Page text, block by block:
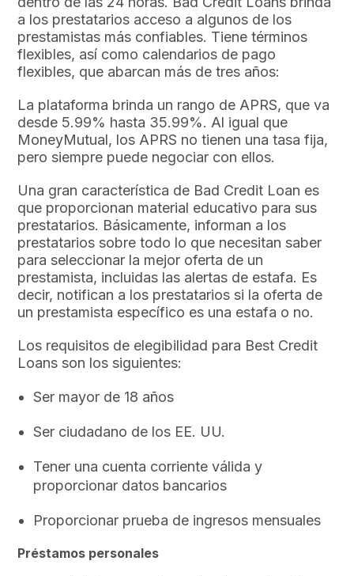
a los prestatarios acceso a algunos de los
prestamistas más confiables. Tiene términos
flexibles, así como calendarios de pago
flexibles, que abarcan más de tres años:
La plataforma brinda un rango de APRS, que va
desde 5.99% hasta 35.99%. Al igual que
MoneyMutual, los APRS no tienen una tasa fija,
pero siempre puede negociar con ellos.
Una gran característica de Bad Credit Loan es
que proporcionan material educativo para sus
prestatarios. Básicamente, informan a los
prestatarios sobre todo lo que necesitan saber
para seleccionar la mejor oferta de un
prestamista, incluidas las alertas de estafa. Es
decir, notifican a los prestatarios si la oferta de
un prestamista específico es una estafa o no.
Los requisitos de elegibilidad para Best Credit
Loans son los siguientes:
Ser mayor de 18 años
Ser ciudadano de los EE. UU.
Tener una cuenta corriente válida y
proporcionar datos bancarios
Proporcionar prueba de ingresos mensuales
Préstamos personales